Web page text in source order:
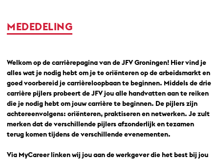
MEDEDELING
Welkom op de carrièrepagina van de JFV Groningen! Hier vind je
alles wat je nodig hebt om je te oriënteren op de arbeidsmarkt en
goed voorbereid je carrièreloopbaan te beginnen. Middels de drie
carrière pijlers probeert de JFV jou alle handvatten aan te reiken
die je nodig hebt om jouw carrière te beginnen. De pijlers zijn
achtereenvolgens: oriënteren, praktiseren en netwerken. Je zult
merken dat de verschillende pijlers afzonderlijk en tezamen
terug komen tijdens de verschillende evenementen.
Via MyCareer linken wij jou aan de werkgever die het best bij jou